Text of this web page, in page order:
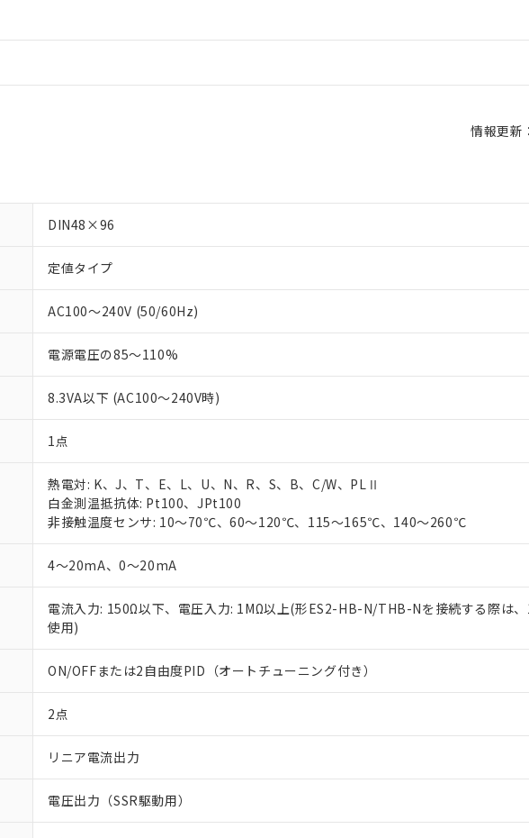
情報更
DIN48×96
定値タイプ
AC100～240V (50/60Hz)
電源電圧の85～110%
8.3VA以下 (AC100～240V時)
1点
熱電対: K、J、T、E、L、U、N、R、S、B、C/W、PLⅡ
白金測温抵抗体: Pt100、JPt100
非接触温度センサ: 10～70℃、60～120℃、115～165℃、140～260℃
4～20mA、0～20mA
電流入力: 150Ω以下、電圧入力: 1MΩ以上(形ES2-HB-N/THB-Nを接続する際は
使用)
ON/OFFまたは2自由度PID（オートチューニング付き）
2点
リニア電流出力
電圧出力（SSR駆動用）